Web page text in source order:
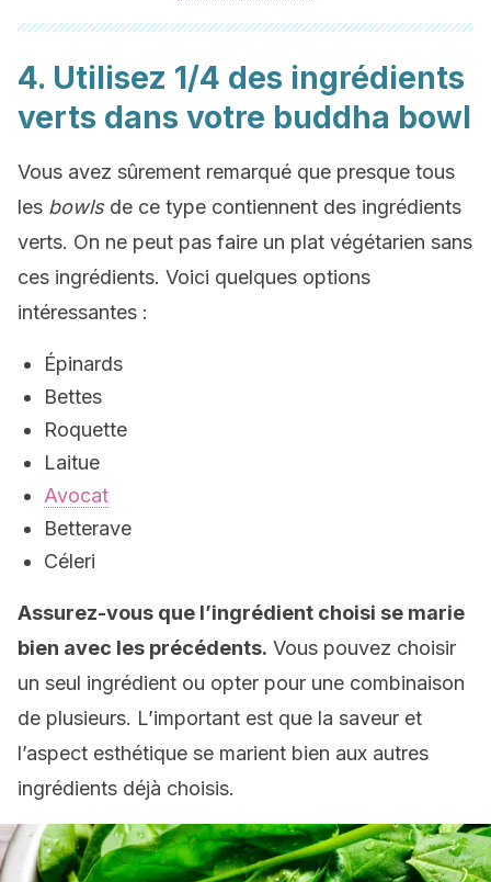
4. Utilisez 1/4 des ingrédients
verts dans votre buddha bowl
Vous avez sûrement remarqué que presque tous
les bowlsde ce type contiennent des ingrédients
verts. On ne peut pas faire un plat végétarien sans
ces ingrédients. Voici quelques options
intéressantes :
Épinards
Bettes
Roquette
Laitue
Avocat
Betterave
Céleri
Assurez-vous que l’ingrédient choisi se marie
bien avec les précédents. Vous pouvez choisir
un seul ingrédient ou opter pour une combinaison
de plusieurs. L’important est que la saveur et
l’aspect esthétique se marient bien aux autres
ingrédients déjà choisis.